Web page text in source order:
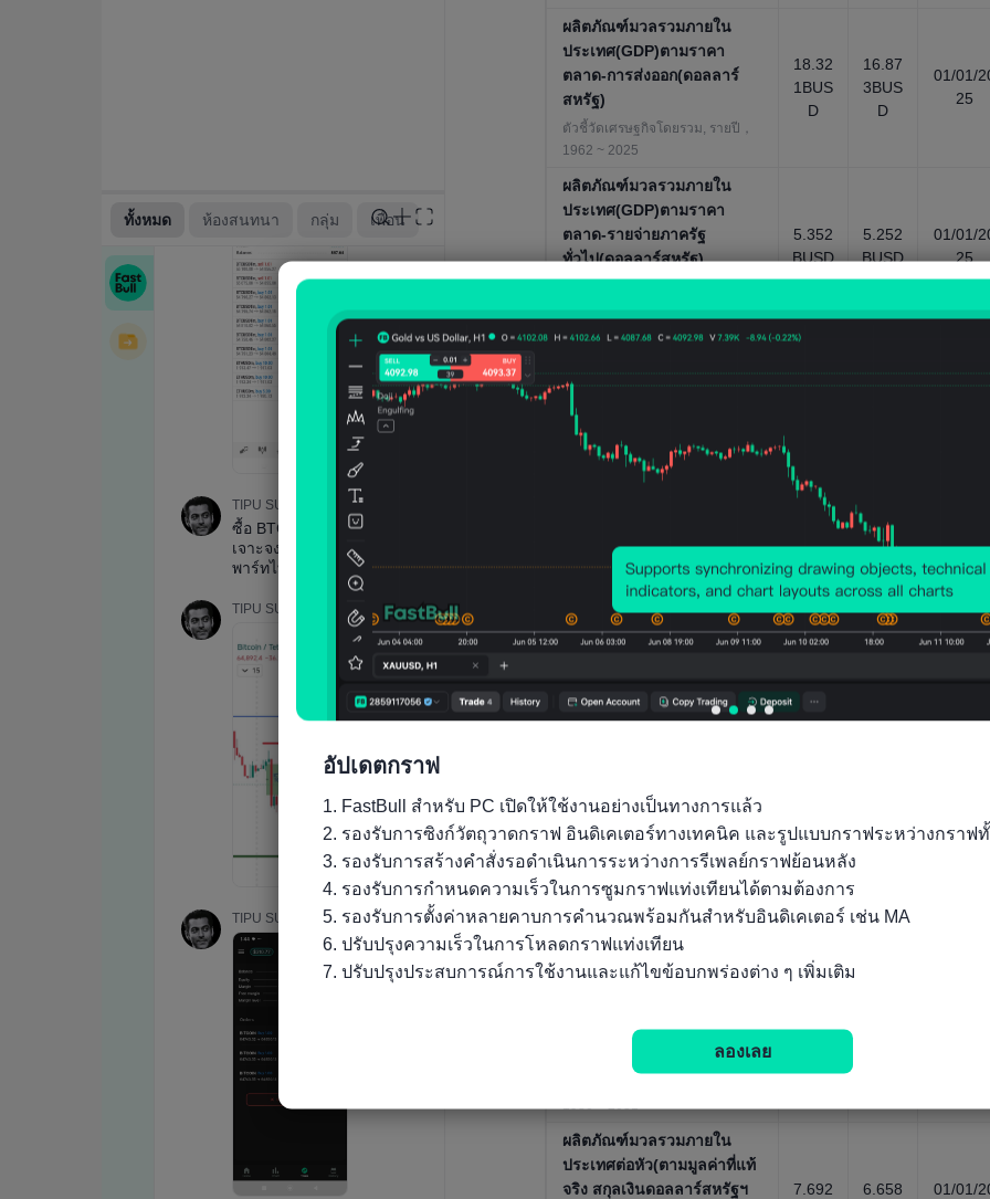
ผลิตภัณฑ์มวลรวมภายใน
ประเทศ(GDP)ตามราคา
ตลาด-การส่งออก(ดอลลาร์
สหรัฐ)
ตัวชี้วัดเศรษฐกิจโดยรวม, รายปี，
1962 ~ 2025
18.32
1BUS
D
16.87
3BUS
D
01/01/
25
ผลิตภัณฑ์มวลรวมภายใน
ประเทศ(GDP)ตามราคา
ตลาด-รายจ่ายภาครัฐ
ทั่วไป(ดอลลาร์สหรัฐ)
5.352
BUSD
5.252
BUSD
01/01/
25
ผลิตภัณฑ์มวลรวมภายใน
ประเทศ(GDP)ตามราคา
ปัจจุบัน-การส่งออก-GDP ใน
รูปเปอร์เซ็นต์
ตัวชี้วัดเศรษฐกิจโดยรวม, รายปี，
1962 ~ 2025
ปัจจุบัน-รายจ่ายภาครัฐ
ทั่วไป(คิดเป็นร้อยละของ
ตัวชี้วัดเศรษฐกิจโดยรวม, รายปี，
10.86
1%
11.73
9%
01/01/20
ประเทศตามมูลค่าที่แท้จริง-ค่า
1962 ~ 2025
32.51
29.89
ประเทศตามราคาตลาด-การ
ก่อตัวของทุนรวม(ดอลลาร์
สหรัฐ)
ตัวชี้วัดเศรษฐกิจโดยรวม, รายปี，
1962 ~ 2025
10.71
BUSD
ประเทศต่อหัว(ตามกำลังซื้อ,
ประมาณการโดย IMF)
1980 ~ 2031
ผลิตภัณฑ์มวลรวมภายใน
ประเทศต่อหัว(ตามมูลค่าที่แท้
จริง สกุลเงินดอลลาร์สหรัฐฯ
7.692
6.658
01/01/
อัปเดตกราฟ
1. FastBull สำหรับ PC เปิดให้ใช้งานอย่างเป็นทางการแล้ว
2. รองรับการซิงก์วัตถุวาดกราฟ อินดิเคเตอร์ทางเทคนิค และรูปแบบกราฟระหว่างกราฟ
3. รองรับการสร้างคำสั่งรอดำเนินการระหว่างการรีเพลย์กราฟย้อนหลัง
4. รองรับการกำหนดความเร็วในการซูมกราฟแท่งเทียนได้ตามต้องการ
5. รองรับการตั้งค่าหลายคาบการคำนวณพร้อมกันสำหรับอินดิเคเตอร์ เช่น MA
6. ปรับปรุงความเร็วในการโหลดกราฟแท่งเทียน
7. ปรับปรุงประสบการณ์การใช้งานและแก้ไขข้อบกพร่องต่าง ๆ เพิ่มเติม
ลองเลย